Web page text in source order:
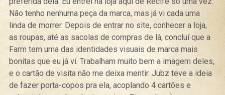
Não tenho nenhuma peça da marca, mas já vi cada uma
linda de morrer. Depois de entrar no site, conhecer a loja,
as roupas, até as sacolas de compras de lá, concluí que a
Farm tem uma das identidades visuais de marca mais
bonitas que eu já vi. Trabalham muito bem a imagem deles,
e o cartão de visita não me deixa mentir. Jubz teve a ideia
de fazer porta-copos pra ela, acoplando 4 cartões e